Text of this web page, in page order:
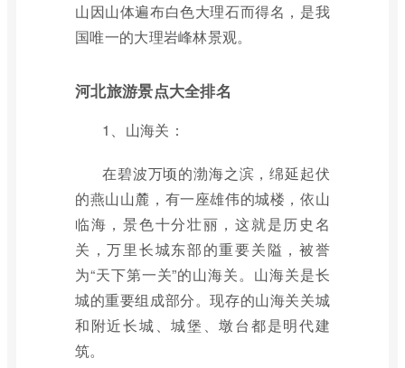
山因山体遍布白色大理石而得名，是我
国唯一的大理岩峰林景观。
河北旅游景点大全排名
1、山海关：
在碧波万顷的渤海之滨，绵延起伏
的燕山山麓，有一座雄伟的城楼，依山
临海，景色十分壮丽，这就是历史名
关，万里长城东部的重要关隘，被誉
为“天下第一关”的山海关。山海关是长
城的重要组成部分。现存的山海关关城
和附近长城、城堡、墩台都是明代建
筑。